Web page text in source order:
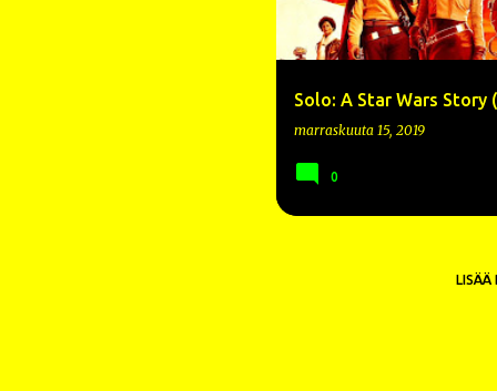
Solo: A Star Wars Story
marraskuuta 15, 2019
0
LISÄÄ